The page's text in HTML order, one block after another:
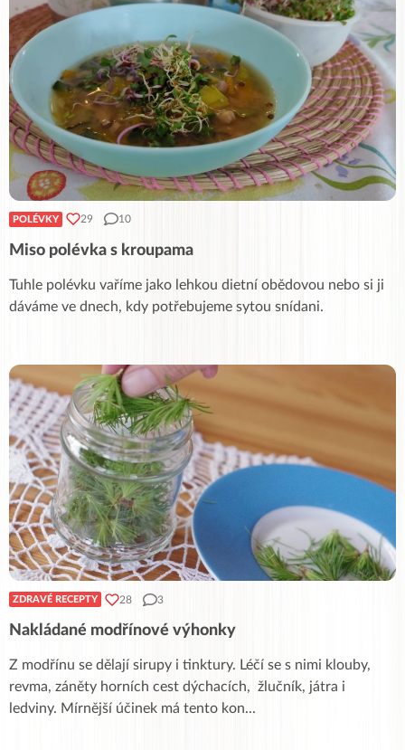
POLÉVKY 29 10
Miso polévka s kroupama
Tuhle polévku vaříme jako lehkou dietní obědovou nebo si ji
dáváme ve dnech, kdy potřebujeme sytou snídani.
ZDRAVÉ RECEPTY 28 3
Nakládané modřínové výhonky
Z modřínu se dělají sirupy i tinktury. Léčí se s nimi klouby,
revma, záněty horních cest dýchacích, žlučník, játra i
ledviny. Mírnější účinek má tento kon...